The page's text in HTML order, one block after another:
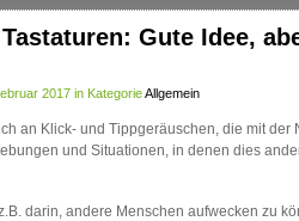
Gute Idee,
2017 in KategorieAllgemein
an Klick- und Tippgeräuschen, die mit der
und Situationen, in denen dies
darin, andere Menschen aufwecken zu